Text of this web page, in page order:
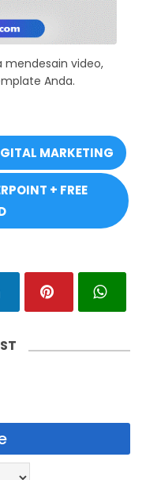
mendesain video,
Anda.
MARKETING
+ FREE